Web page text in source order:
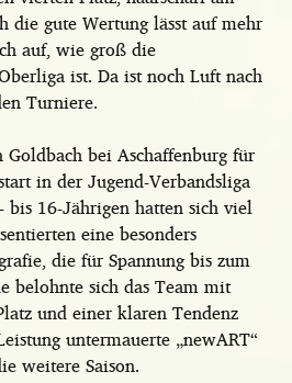
die gute Wertung lässt auf mehr
auf, wie groß die
ist. Da ist noch Luft nach
Turniere.
bei Aschaffenburg für
in der Jugend-Verbandsliga
bis 16-Jährigen hatten sich viel
eine besonders
die für Spannung bis zum
belohnte sich das Team mit
und einer klaren Tendenz
untermauerte „newART“
weitere Saison.